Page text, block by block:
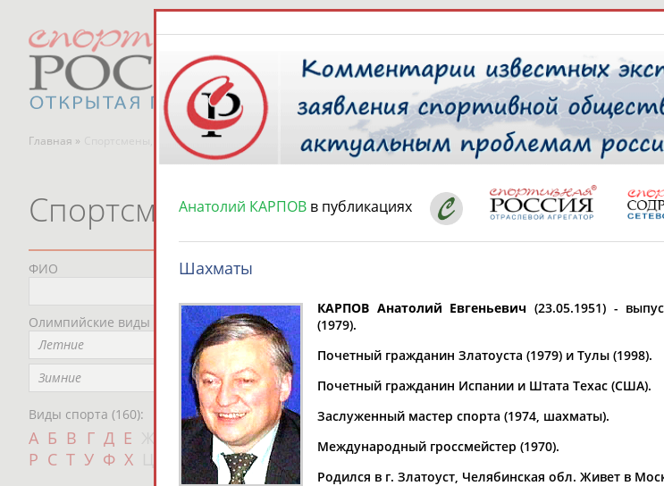
Главная » Спортсмены, тренеры и специалисты РЕСУРСНАЯ
Спортсмены, тренеры и специалисты
ФИО
Олимпийские виды спорта
Летние
Зимние
Виды спорта (160):
А Б В Г Д Е И К Л М Н О
П
Р С Т У Ф Х Ш Щ Э Ю Я
* для
Не выбран
Дата рождения
с
чч мм год
Анатолий КАРПОВ в публикациях
Шахматы
КАРПОВ Анатолий Евгеньевич (23.05.1951) -
(1979).
Почетный гражданин Златоуста (1979) и Тулы (1998).
Почетный гражданин Испании и Штата Техас (США).
Заслуженный мастер спорта (1974, шахматы).
Международный гроссмейстер (1970).
Родился в г. Златоуст, Челябинская обл. Живет в